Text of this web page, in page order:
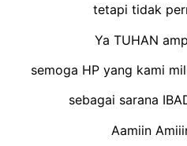
tetapi tidak
Ya TUHAN
semoga HP yang kami
sebagai sarana
Aamiin